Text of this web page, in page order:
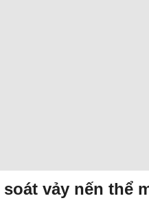
vảy nến thể